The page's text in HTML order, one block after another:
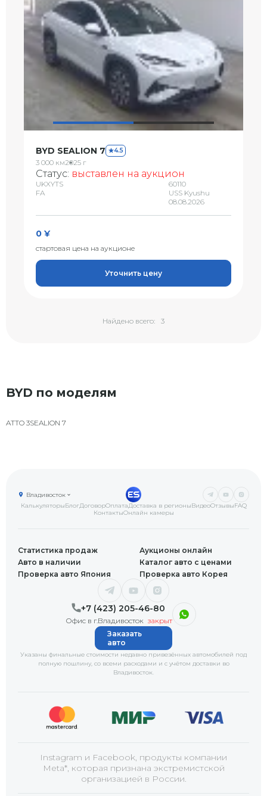
BYD SEALION 7 4.5
3 000 км2025 г
Статус: выставлен на аукцион
UKXYTS
FA
60110
USS Kyushu
08.08.2026
0 ¥
стартовая цена на аукционе
Уточнить цену
Найдено всего: 3
BYD по моделям
ATTO 3SEALION 7
КалькуляторыБлогДоговорОплатаДоставка в регионыВидеоОтзывыFAQ
КонтактыОнлайн камеры
Владивосток
+7 (423) 205-46-80
Офис в г.Владивосток закрыт
Статистика продаж
Аукционы онлайн
Авто в наличии
Каталог авто с ценами
Проверка авто Япония
Проверка авто Корея
Указаны финальные стоимости недавно привезённых автомобилей под
полную пошлину, со всеми расходами и с учётом доставки во
Владивосток.
Заказать
авто
Instagram и Facebook, продукты компании
Meta*, которая признана экстремистской
организацией в России.